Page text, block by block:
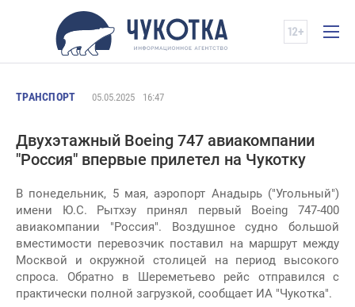
ТРАНСПОРТ 05.05.2025 16:47
Двухэтажный Boeing 747 авиакомпании
"Россия" впервые прилетел на Чукотку
В понедельник, 5 мая, аэропорт Анадырь ("Угольный")
имени Ю.С. Рытхэу принял первый Boeing 747-400
авиакомпании "Россия". Воздушное судно большой
вместимости перевозчик поставил на маршрут между
Москвой и окружной столицей на период высокого
спроса. Обратно в Шереметьево рейс отправился с
практически полной загрузкой, сообщает ИА "Чукотка".